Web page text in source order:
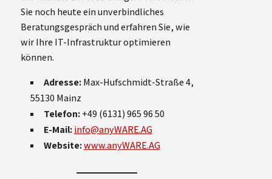
Sie noch heute ein unverbindliches
Beratungsgespräch und erfahren Sie, wie
wir Ihre IT-Infrastruktur optimieren
können.
Adresse:Max-Hufschmidt-Straße 4,
55130 Mainz
Telefon:+49 (6131) 965 96 50
E-Mail: info@anyWARE.AG
Website:www.anyWARE.AG